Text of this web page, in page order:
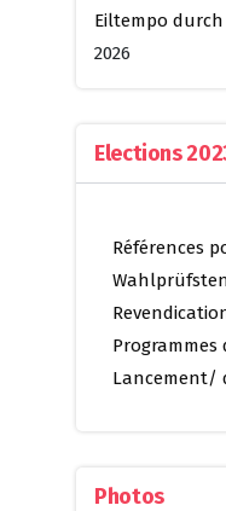
Eiltempo
2026
Elections
Références
Lancement/
Photos